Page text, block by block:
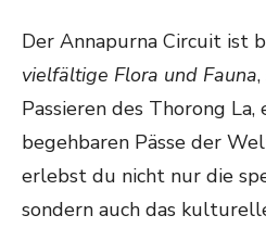
Der Annapurna Circuit ist
vielfältige Flora und Fauna
Passieren des Thorong
begehbaren Pässe der
erlebst du nicht nur die
sondern auch das